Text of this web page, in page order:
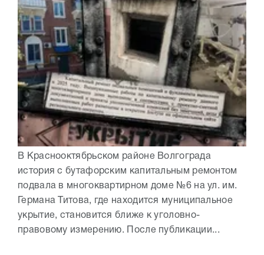
В Краснооктябрьском районе Волгограда
история с бутафорским капитальным ремонтом
подвала в многоквартирном доме №6 на ул. им.
Германа Титова, где находится муниципальное
укрытие, становится ближе к уголовно-
правовому измерению. После публикации...